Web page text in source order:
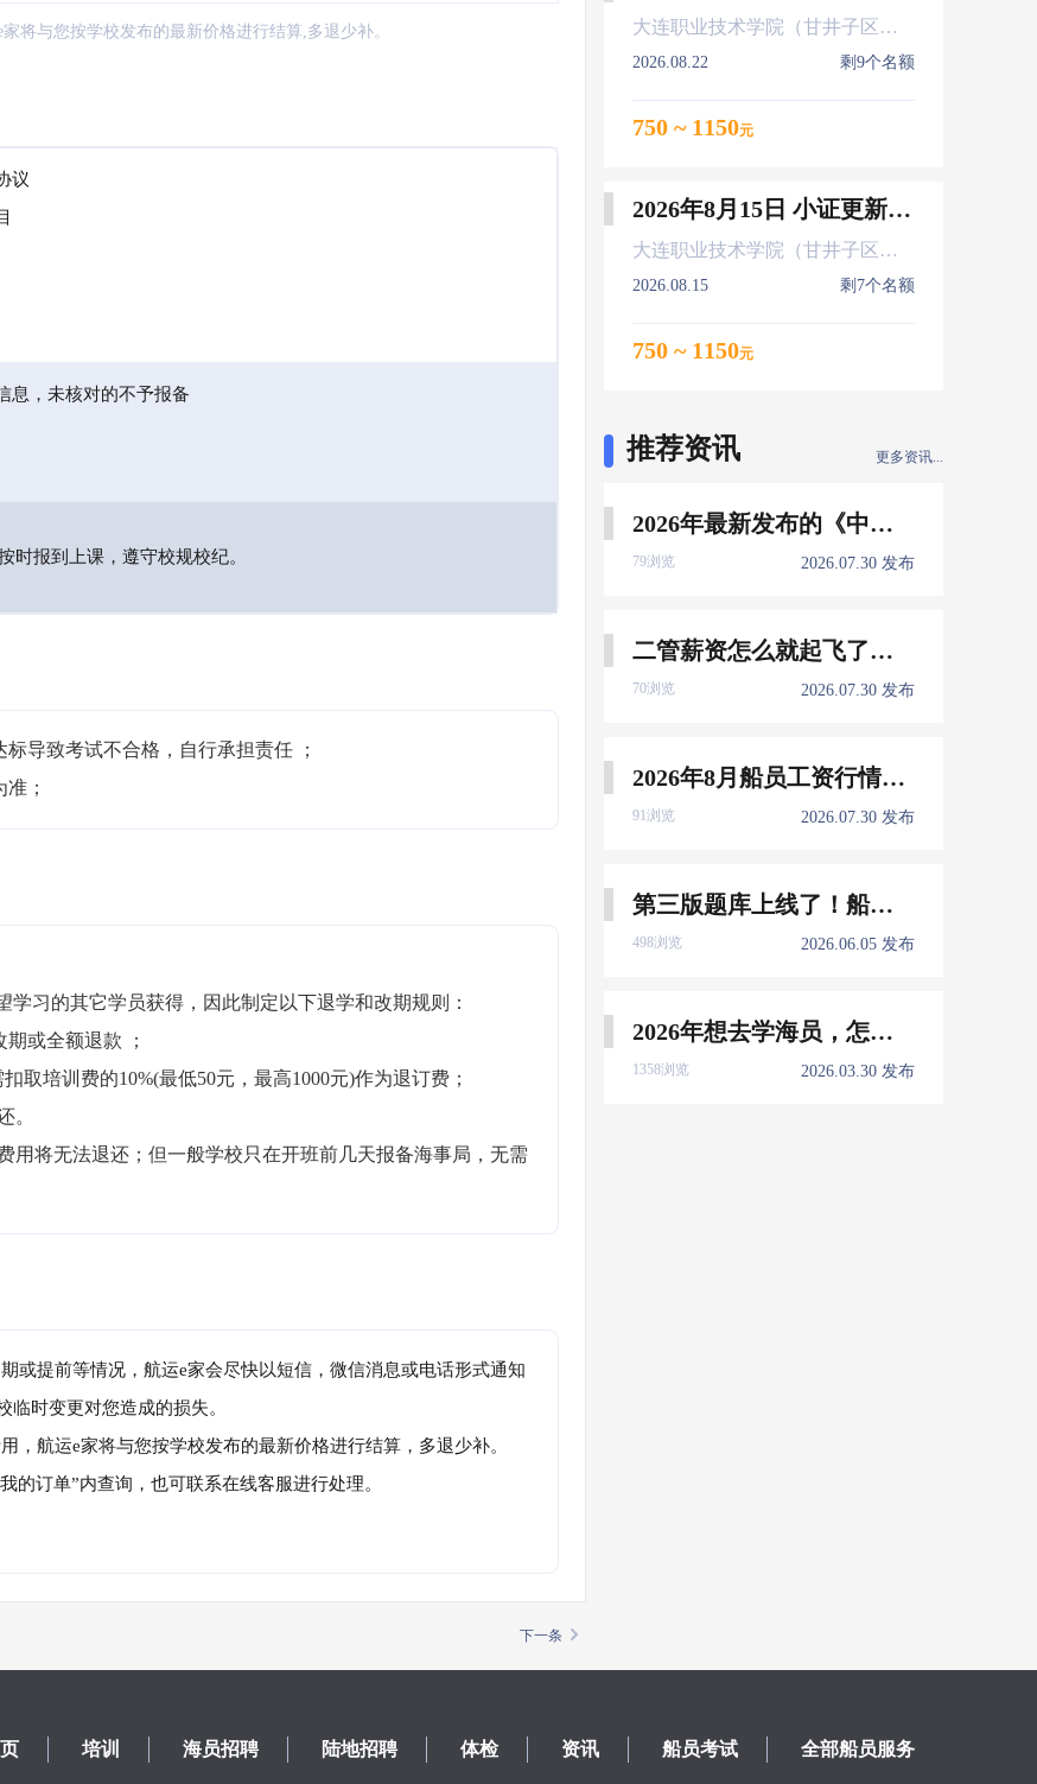
将与您按学校发布的最新价格进行结算,多退少补。
议
息，未核对的不予报备
时报到上课，遵守校规校纪。
导致考试不合格，自行承担责任 ；
；
习的其它学员获得，因此制定以下退学和改期规则：
或全额退款 ；
取培训费的10%(最低50元，最高1000元)作为退订费；
。
用将无法退还；但一般学校只在开班前几天报备海事局，无需
或提前等情况，航运e家会尽快以短信，微信消息或电话形式通知
时变更对您造成的损失。
，航运e家将与您按学校发布的最新价格进行结算，多退少补。
的订单”内查询，也可联系在线客服进行处理。
大连职业技术学院（甘井子区大连北站）
2026.08.22 剩9个名额
750 ~ 1150元
2026年8月15日 小证更新 Z01Z02Z04
大连职业技术学院（甘井子区大连北站）
2026.08.15 剩7个名额
750 ~ 1150元
推荐资讯 更多资讯...
2026年最新发布的《中国船员发展报告》，暴露了哪些信息量？
79浏览 2026.07.30 发布
二管薪资怎么就起飞了，下一个会是谁？
70浏览 2026.07.30 发布
2026年8月船员工资行情参考
91浏览 2026.07.30 发布
第三版题库上线了！船员免费刷！
498浏览 2026.06.05 发布
2026年想去学海员，怎么选择培训学校？
1358浏览 2026.03.30 发布
下一条
培训 海员招聘 陆地招聘 体检 资讯 船员考试 全部船员服务